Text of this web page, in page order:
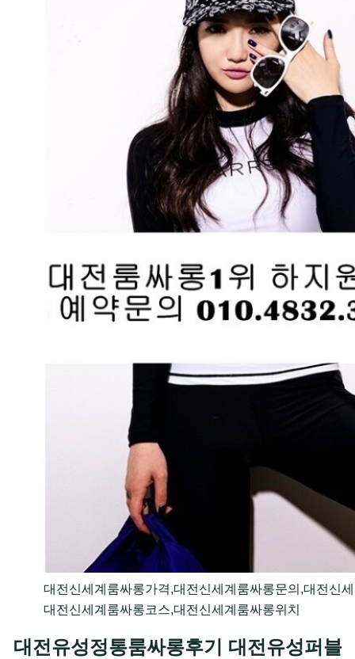
대전신세계룸싸롱가격,대전신세계룸싸롱문의,대전신
대전신세계룸싸롱코스,대전신세계룸싸롱위치
대전유성정통룸싸롱후기 대전유성퍼블